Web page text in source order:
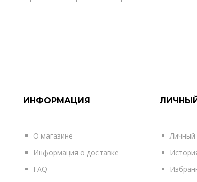
ИНФОРМАЦИЯ
О магазине
Информация о доставке
FAQ
Личный